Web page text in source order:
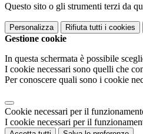
Questo sito o gli strumenti terzi da
Personalizza Rifiuta tutti i cookies
Gestione cookie
In questa schermata è possibile
I cookie necessari sono quelli che
Per conoscere quali sono i cookie
Cookie necessari per il
I cookie necessari per il